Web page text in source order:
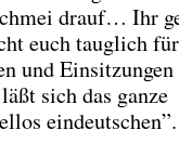
drauf… Ihr
euch tauglich
und
sich das ganze
eindeutschen”.